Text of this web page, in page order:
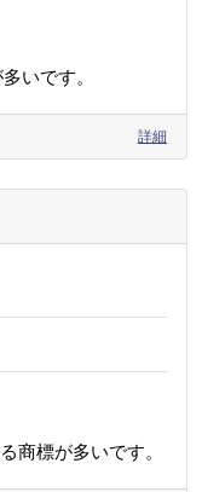
いです。
詳細
商標が多いです。